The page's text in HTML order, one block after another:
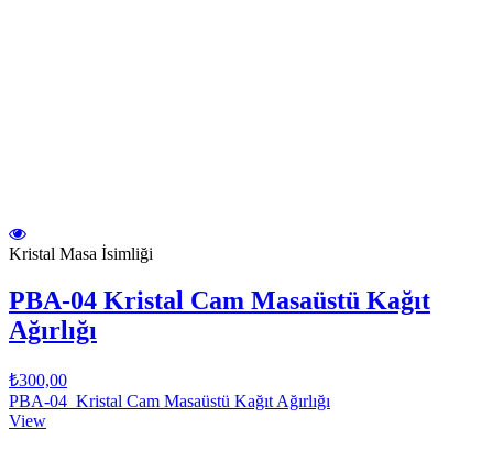
Kristal Masa İsimliği
PBA-04 Kristal Cam Masaüstü Kağıt
Ağırlığı
₺300,00
PBA-04 Kristal Cam Masaüstü Kağıt Ağırlığı
View